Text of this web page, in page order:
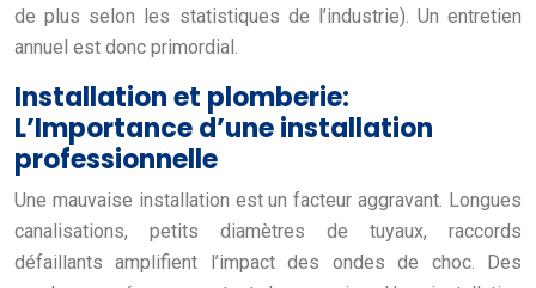
de plus selon les statistiques de l’industrie). Un entretien
annuel est donc primordial.
Installation et plomberie:
L’Importance d’une installation
professionnelle
Une mauvaise installation est un facteur aggravant. Longues
canalisations, petits diamètres de tuyaux, raccords
défaillants amplifient l’impact des ondes de choc. Des